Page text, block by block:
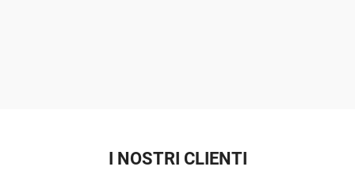
I NOSTRI CLIENTI